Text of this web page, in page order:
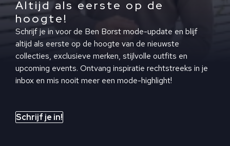
Altijd als eerste op de
hoogte!
Schrijf je in voor de Ben Borst mode-update en blijf
altijd als eerste op de hoogte van de nieuwste
collecties, exclusieve merken, stijlvolle outfits en
upcoming events. Ontvang inspiratie rechtstreeks in je
inbox en mis nooit meer een mode-highlight!
Schrijf je in!